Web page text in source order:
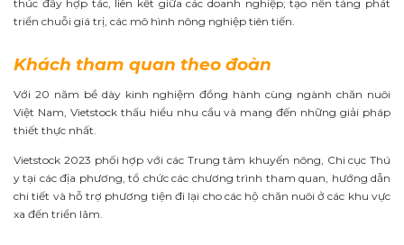
thúc đẩy hợp tác, liên kết giữa các doanh nghiệp; tạo nền tảng phát
triển chuỗi giá trị, các mô hình nông nghiệp tiên tiến.
Khách tham quan theo đoàn
Với 20 năm bề dày kinh nghiệm đồng hành cùng ngành chăn nuôi
Việt Nam, Vietstock thấu hiểu nhu cầu và mang đến những giải pháp
thiết thực nhất.
Vietstock 2023 phối hợp với các Trung tâm khuyến nông, Chi cục Thú
y tại các địa phương, tổ chức các chương trình tham quan, hướng dẫn
chi tiết và hỗ trợ phương tiện đi lại cho các hộ chăn nuôi ở các khu vực
xa đến triển lãm.